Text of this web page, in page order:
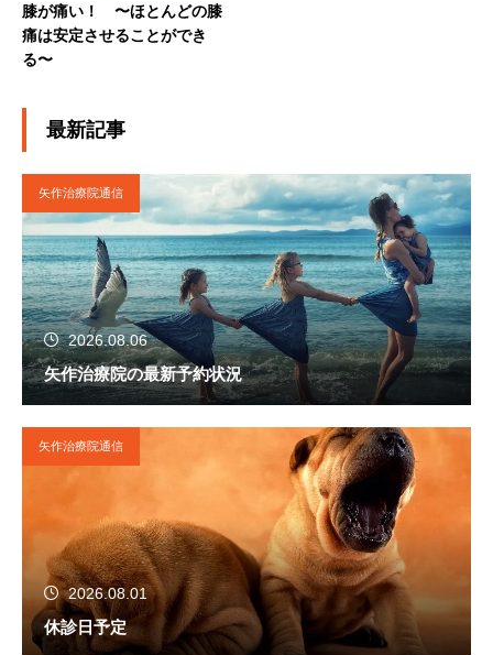
膝が痛い！ 〜ほとんどの膝
痛は安定させることができ
る〜
最新記事
矢作治療院通信
2026.08.06
矢作治療院の最新予約状況
矢作治療院通信
2026.08.01
休診日予定